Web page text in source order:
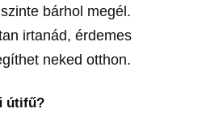
bárhol megél.
irtanád, érdemes
neked otthon.
útifű?